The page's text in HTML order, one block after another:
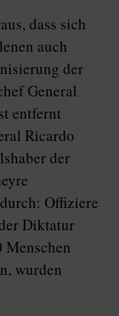
dass sich
auch
der
General
entfernt
Ricardo
der
Offiziere
Diktatur
Menschen
wurden